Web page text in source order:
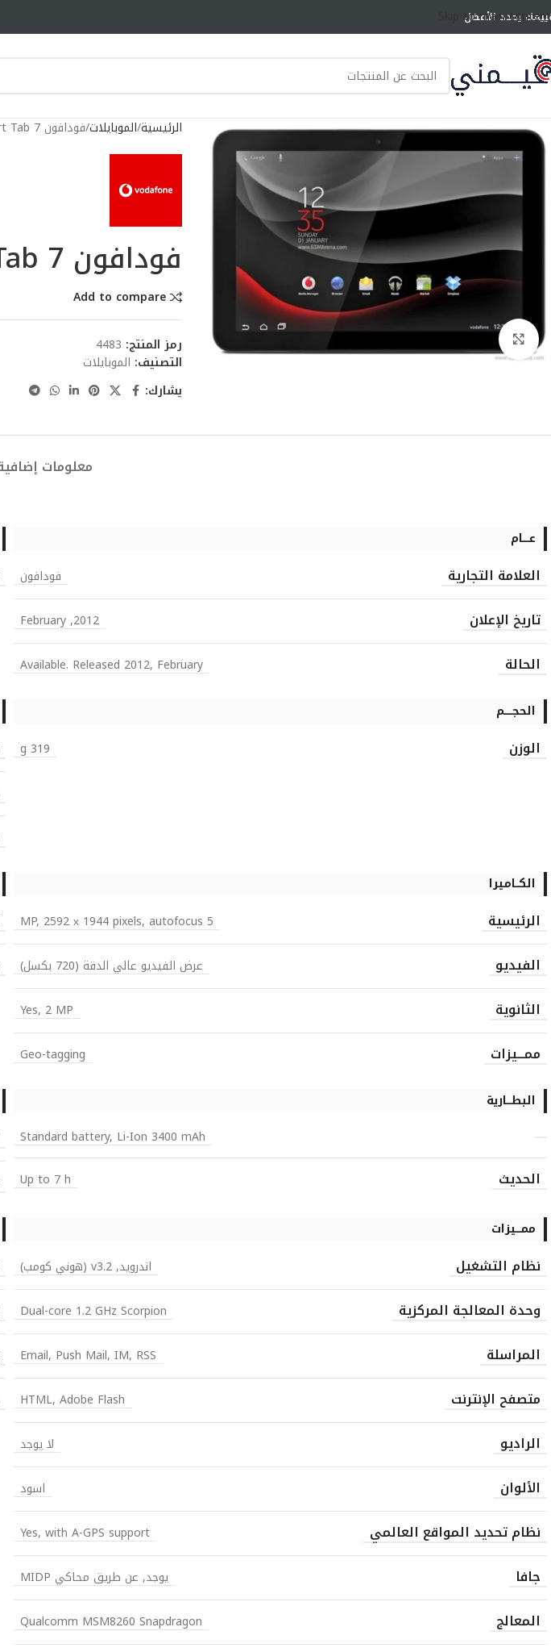
Skip to main content
يحدد الأفضل
الرئيسية الموبايلات فودافون Smart Tab 7
فودافون Smart Tab 7
Add to compare
رمز المنتج: 4483
التصنيف: الموبايلات
يشارك:
معلومات
عــــام
العلامة التجارية فودافون
تاريخ الإعلان 2012, February
الحالة Available. Released 2012, February
الحجـــــم
الوزن 319 g
الكــاميرا
الرئيسية 5 MP, 2592 х 1944 pixels, autofocus
الفيديو عرض الفيديو عالي الدقة (720 بكسل)
الثانوية Yes, 2 MP
ممـــيزات Geo-tagging
البطـــارية
Standard battery, Li-Ion 3400 mAh
الحديث Up to 7 h
ممـــيزات
نظام التشغيل اندرويد, v3.2 (هوني كومب)
وحدة المعالجة المركزية Dual-core 1.2 GHz Scorpion
المراسلة Email, Push Mail, IM, RSS
متصفح الإنترنت HTML, Adobe Flash
الراديو لا يوجد
الألوان اسود
نظام تحديد المواقع العالمي Yes, with A-GPS support
جافا يوجد, عن طريق محاكي MIDP
المعالج Qualcomm MSM8260 Snapdragon